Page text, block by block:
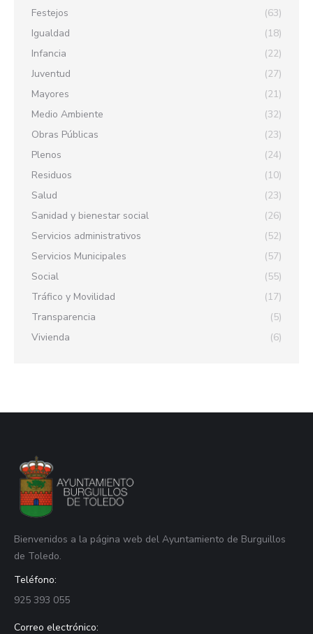
Festejos
(63)
Igualdad
(18)
Infancia
(22)
Juventud
(27)
Mayores
(21)
Medio Ambiente
(32)
Obras Públicas
(23)
Plenos
(24)
Residuos
(10)
Salud
(23)
Sanidad y bienestar social
(26)
Servicios administrativos
(52)
Servicios Municipales
(57)
Social
(55)
Tráfico y Movilidad
(17)
Transparencia
(5)
Vivienda
(6)
Bienvenidos a la página web del Ayuntamiento de Burguillos
de Toledo.
Teléfono:
925 393 055
Correo electrónico: